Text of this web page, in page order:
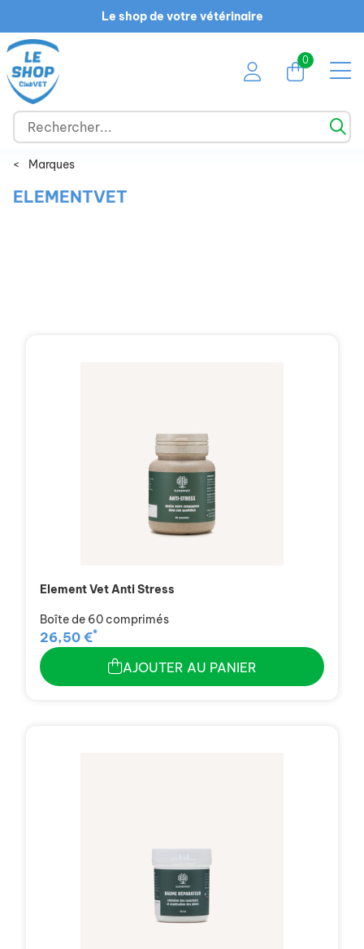
Le shop de votre vétérinaire
0
< Marques
ELEMENTVET
Element Vet Anti Stress
Boîte de 60 comprimés
26,50 €*
AJOUTER AU PANIER